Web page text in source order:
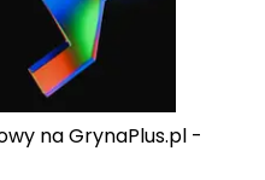
na GrynaPlus.pl -